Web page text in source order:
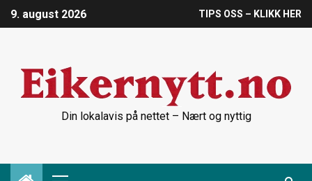
9. august 2026 TIPS OSS – KLIKK HER
Din lokalavis på nettet – Nært og nyttig